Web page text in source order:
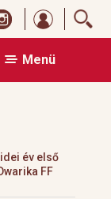
Menü
év első
FF